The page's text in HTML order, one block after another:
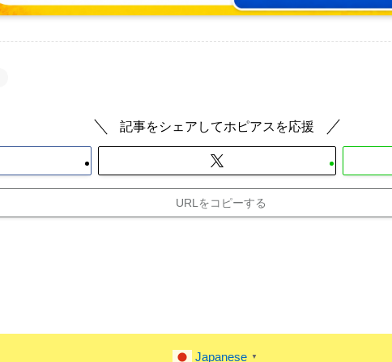
記事をシェアしてホピアスを応援
URLをコピーする
Japanese ▼